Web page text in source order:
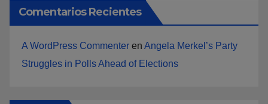
Comentarios Recientes
A WordPress Commenter en Angela Merkel’s Party
Struggles in Polls Ahead of Elections